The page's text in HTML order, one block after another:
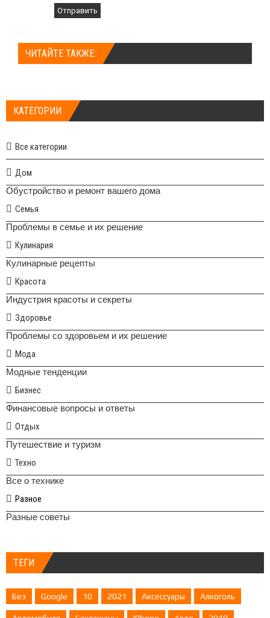
Отправить
ЧИТАЙТЕ ТАКЖЕ:
КАТЕГОРИИ
Все категории
Дом
Обустройство и ремонт вашего дома
Семья
Проблемы в семье и их решение
Кулинария
Кулинарные рецепты
Красота
Индустрия красоты и секреты
Здоровье
Проблемы со здоровьем и их решение
Мода
Модные тенденции
Бизнес
Финансовые вопросы и ответы
Отдых
Путешествие и туризм
Техно
Все о технике
Разное
Разные советы
ТЕГИ
Без Google 10 2021 Аксессуары Алкоголь